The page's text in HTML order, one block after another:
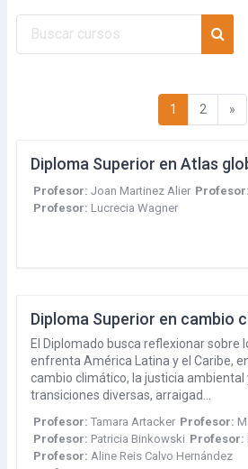
1 Página 1
2 Página 2
»
Profesor:Joan Martinez Alier Profesor:
Profesor: Lucrecia Wagner
El Diplomado busca reflexionar sobre
enfrenta América Latina y el Caribe,
cambio climático, la justicia ambiental
transiciones diversas, arraigad…
Profesor:Tamara Artacker Profesor:
Profesor: Patricia Binkowski Profesor:
Profesor: Aline Reis Calvo Hernández